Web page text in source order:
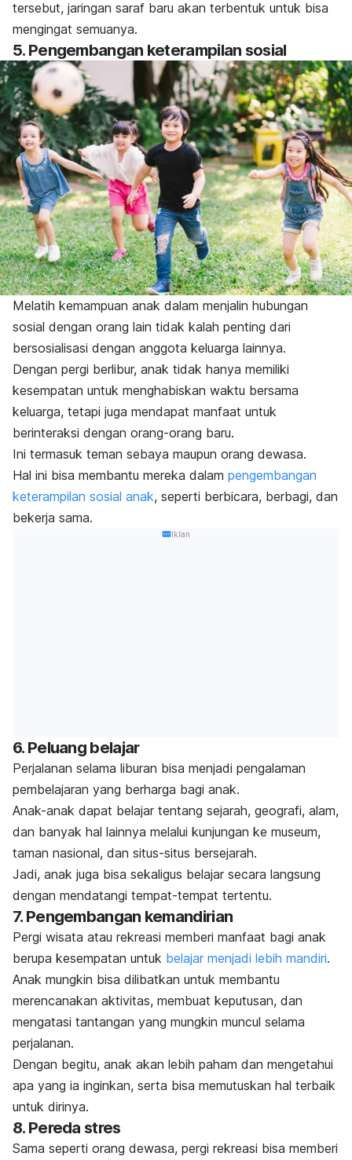
tersebut, jaringan saraf baru akan terbentuk untuk bisa
mengingat semuanya.
5. Pengembangan keterampilan sosial
Melatih kemampuan anak dalam menjalin hubungan
sosial dengan orang lain tidak kalah penting dari
bersosialisasi dengan anggota keluarga lainnya.
Dengan pergi berlibur, anak tidak hanya memiliki
kesempatan untuk menghabiskan waktu bersama
keluarga, tetapi juga mendapat manfaat untuk
berinteraksi dengan orang-orang baru.
Ini termasuk teman sebaya maupun orang dewasa.
Hal ini bisa membantu mereka dalam pengembangan
keterampilan sosial anak, seperti berbicara, berbagi, dan
bekerja sama.
Iklan
6. Peluang belajar
Perjalanan selama liburan bisa menjadi pengalaman
pembelajaran yang berharga bagi anak.
Anak-anak dapat belajar tentang sejarah, geografi, alam,
dan banyak hal lainnya melalui kunjungan ke museum,
taman nasional, dan situs-situs bersejarah.
Jadi, anak juga bisa sekaligus belajar secara langsung
dengan mendatangi tempat-tempat tertentu.
7. Pengembangan kemandirian
Pergi wisata atau rekreasi memberi manfaat bagi anak
berupa kesempatan untuk belajar menjadi lebih mandiri.
Anak mungkin bisa dilibatkan untuk membantu
merencanakan aktivitas, membuat keputusan, dan
mengatasi tantangan yang mungkin muncul selama
perjalanan.
Dengan begitu, anak akan lebih paham dan mengetahui
apa yang ia inginkan, serta bisa memutuskan hal terbaik
untuk dirinya.
8. Pereda stres
Sama seperti orang dewasa, pergi rekreasi bisa memberi